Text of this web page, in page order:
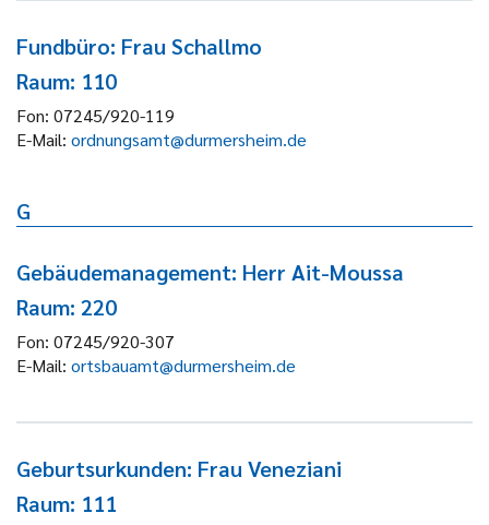
Fundbüro: Frau Schallmo
Raum: 110
Fon: 07245/920-119
E-Mail: ordnungsamt@durmersheim.de
G
Gebäudemanagement: Herr Ait-Moussa
Raum: 220
Fon: 07245/920-307
E-Mail: ortsbauamt@durmersheim.de
Geburtsurkunden: Frau Veneziani
Raum: 111